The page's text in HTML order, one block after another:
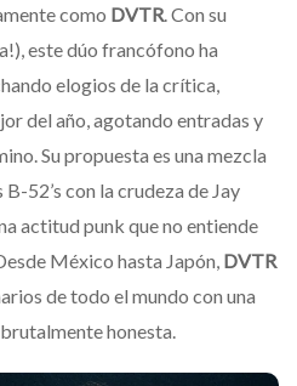
como DVTR . Con su
este dúo francófono ha
elogios de la crítica,
del año, agotando entradas y
Su propuesta es una mezcla
52’s con la crudeza de Jay
actitud punk que no entiende
México hasta Japón, DVTR
de todo el mundo con una
honesta.